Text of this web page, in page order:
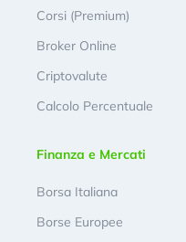
Corsi (Premium)
Broker Online
Criptovalute
Calcolo Percentuale
Finanza e Mercati
Borsa Italiana
Borse Europee